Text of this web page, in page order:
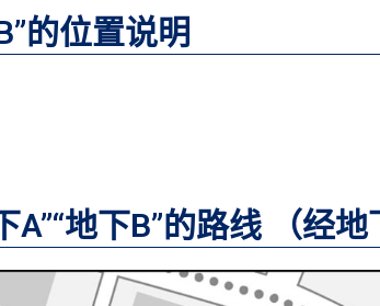
的位置说明
地下B”的路线 （经地